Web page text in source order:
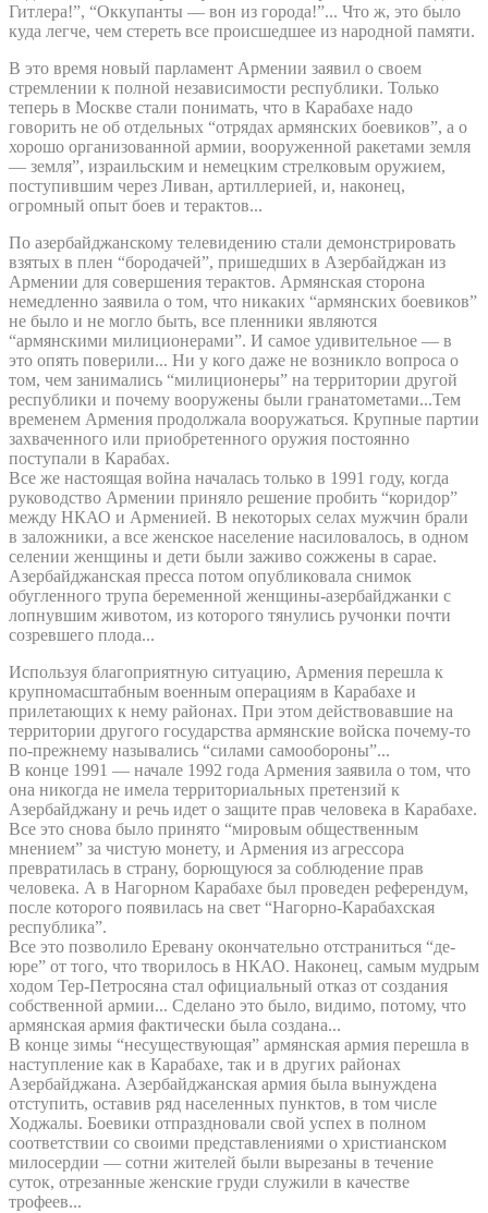
Гитлера!”, “Оккупанты — вон из города!”... Что ж, это было
куда легче, чем стереть все происшедшее из народной памяти.
В это время новый парламент Армении заявил о своем
стремлении к полной независимости республики. Только
теперь в Москве стали понимать, что в Карабахе надо
говорить не об отдельных “отрядах армянских боевиков”, а о
хорошо организованной армии, вооруженной ракетами земля
— земля”, израильским и немецким стрелковым оружием,
поступившим через Ливан, артиллерией, и, наконец,
огромный опыт боев и терактов...
По азербайджанскому телевидению стали демонстрировать
взятых в плен “бородачей”, пришедших в Азербайджан из
Армении для совершения терактов. Армянская сторона
немедленно заявила о том, что никаких “армянских боевиков”
не было и не могло быть, все пленники являются
“армянскими милиционерами”. И самое удивительное — в
это опять поверили... Ни у кого даже не возникло вопроса о
том, чем занимались “милиционеры” на территории другой
республики и почему вооружены были гранатометами...Тем
временем Армения продолжала вооружаться. Крупные партии
захваченного или приобретенного оружия постоянно
поступали в Карабах.
Все же настоящая война началась только в 1991 году, когда
руководство Армении приняло решение пробить “коридор”
между НКАО и Арменией. В некоторых селах мужчин брали
в заложники, а все женское население насиловалось, в одном
селении женщины и дети были заживо сожжены в сарае.
Азербайджанская пресса потом опубликовала снимок
обугленного трупа беременной женщины-азербайджанки с
лопнувшим животом, из которого тянулись ручонки почти
созревшего плода...
Используя благоприятную ситуацию, Армения перешла к
крупномасштабным военным операциям в Карабахе и
прилетающих к нему районах. При этом действовавшие на
территории другого государства армянские войска почему-то
по-прежнему назывались “силами самообороны”...
В конце 1991 — начале 1992 года Армения заявила о том, что
она никогда не имела территориальных претензий к
Азербайджану и речь идет о защите прав человека в Карабахе.
Все это снова было принято “мировым общественным
мнением” за чистую монету, и Армения из агрессора
превратилась в страну, борющуюся за соблюдение прав
человека. А в Нагорном Карабахе был проведен референдум,
после которого появилась на свет “Нагорно-Карабахская
республика”.
Все это позволило Еревану окончательно отстраниться “де-
юре” от того, что творилось в НКАО. Наконец, самым мудрым
ходом Тер-Петросяна стал официальный отказ от создания
собственной армии... Сделано это было, видимо, потому, что
армянская армия фактически была создана...
В конце зимы “несуществующая” армянская армия перешла в
наступление как в Карабахе, так и в других районах
Азербайджана. Азербайджанская армия была вынуждена
отступить, оставив ряд населенных пунктов, в том числе
Ходжалы. Боевики отпраздновали свой успех в полном
соответствии со своими представлениями о христианском
милосердии — сотни жителей были вырезаны в течение
суток, отрезанные женские груди служили в качестве
трофеев...